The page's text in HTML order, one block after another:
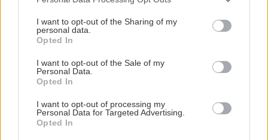
not limited to your visit or usage behaviour. You may click to
grant or deny consent to Google and its third-party tags to
use your data for below specified purposes in below Google
consent section.
I want to opt-out of the Sharing of my
personal data.
Opted In
I want to opt-out of the Sale of my
Personal Data.
Opted In
I want to opt-out of processing my
Personal Data for Targeted Advertising.
Opted In